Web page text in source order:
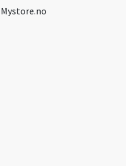
Mystore.no